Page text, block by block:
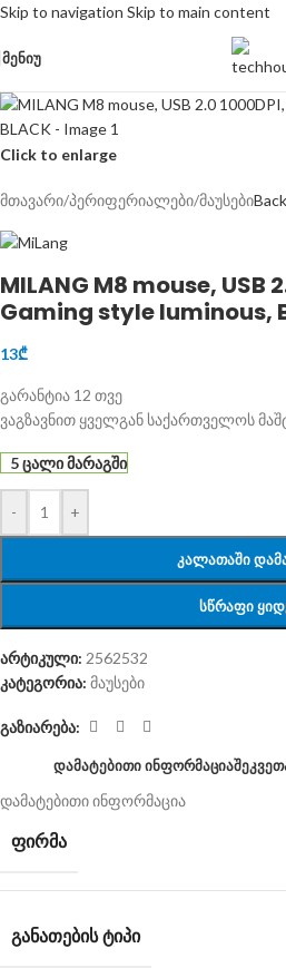
Skip to navigation Skip to main content
ᲛᲔᲜᲘᲣ
Click to enlarge
მთავარი/პერიფერიალები/მაუსები
MILANG M8 mouse, USB
Gaming style luminous,
13₾
გარანტია 12 თვე
ვაგზავნით ყველგან საქართველოს
5 ცალი მარაგში
- +
ᲙᲐᲚᲐᲗᲐᲨᲘ
ᲡᲬᲠᲐᲤᲘ
არტიკული: 2562532
კატეგორია: მაუსები
გაზიარება:
ᲓᲐᲛᲐᲢᲔᲑᲘᲗᲘ ᲘᲜᲤᲝᲠᲛᲐᲪᲘᲐ
დამატებითი ინფორმაცია
ᲤᲘᲠᲛᲐ
ᲒᲐᲜᲐᲗᲔᲑᲘᲡ ᲢᲘᲞᲘ